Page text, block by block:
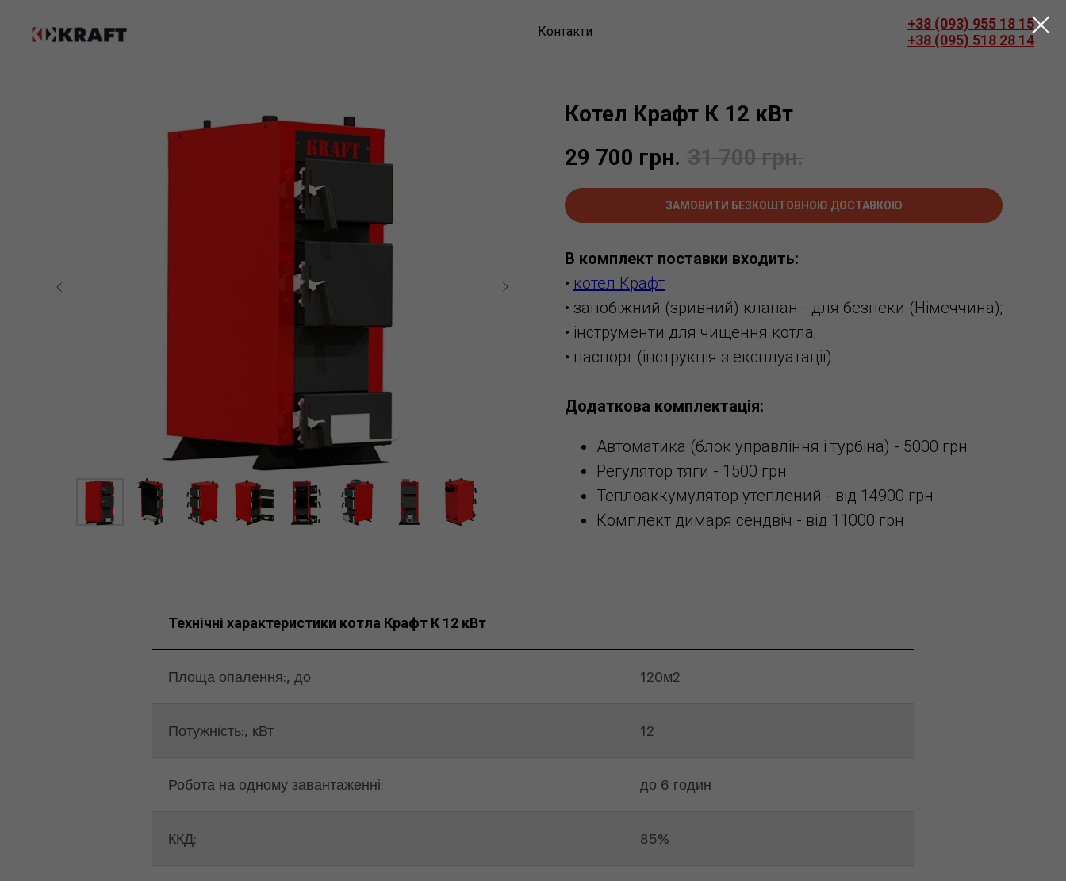
Контакти +38 (093) 955 18 15
+38 (095) 518 28 14
Котел Крафт К 12 кВт
29 700 грн. 31 700 грн.
ЗАМОВИТИ БЕЗКОШТОВНОЮ ДОСТАВКОЮ
В комплект поставки входить:
• котел Крафт
• запобіжний (зривний) клапан - для безпеки (Німеччина);
• інструменти для чищення котла;
• паспорт (інструкція з експлуатації).
Додаткова комплектація:
Автоматика (блок управління і турбіна) - 5000 грн
Регулятор тяги - 1500 грн
Теплоаккумулятор утеплений - від 14900 грн
Комплект димаря сендвіч - від 11000 грн
Технічні характеристики котла Крафт К 12 кВт
Площа опалення:, до 120м2
Потужність:, кВт 12
Робота на одному завантаженні: до 6 годин
ККД: 85%